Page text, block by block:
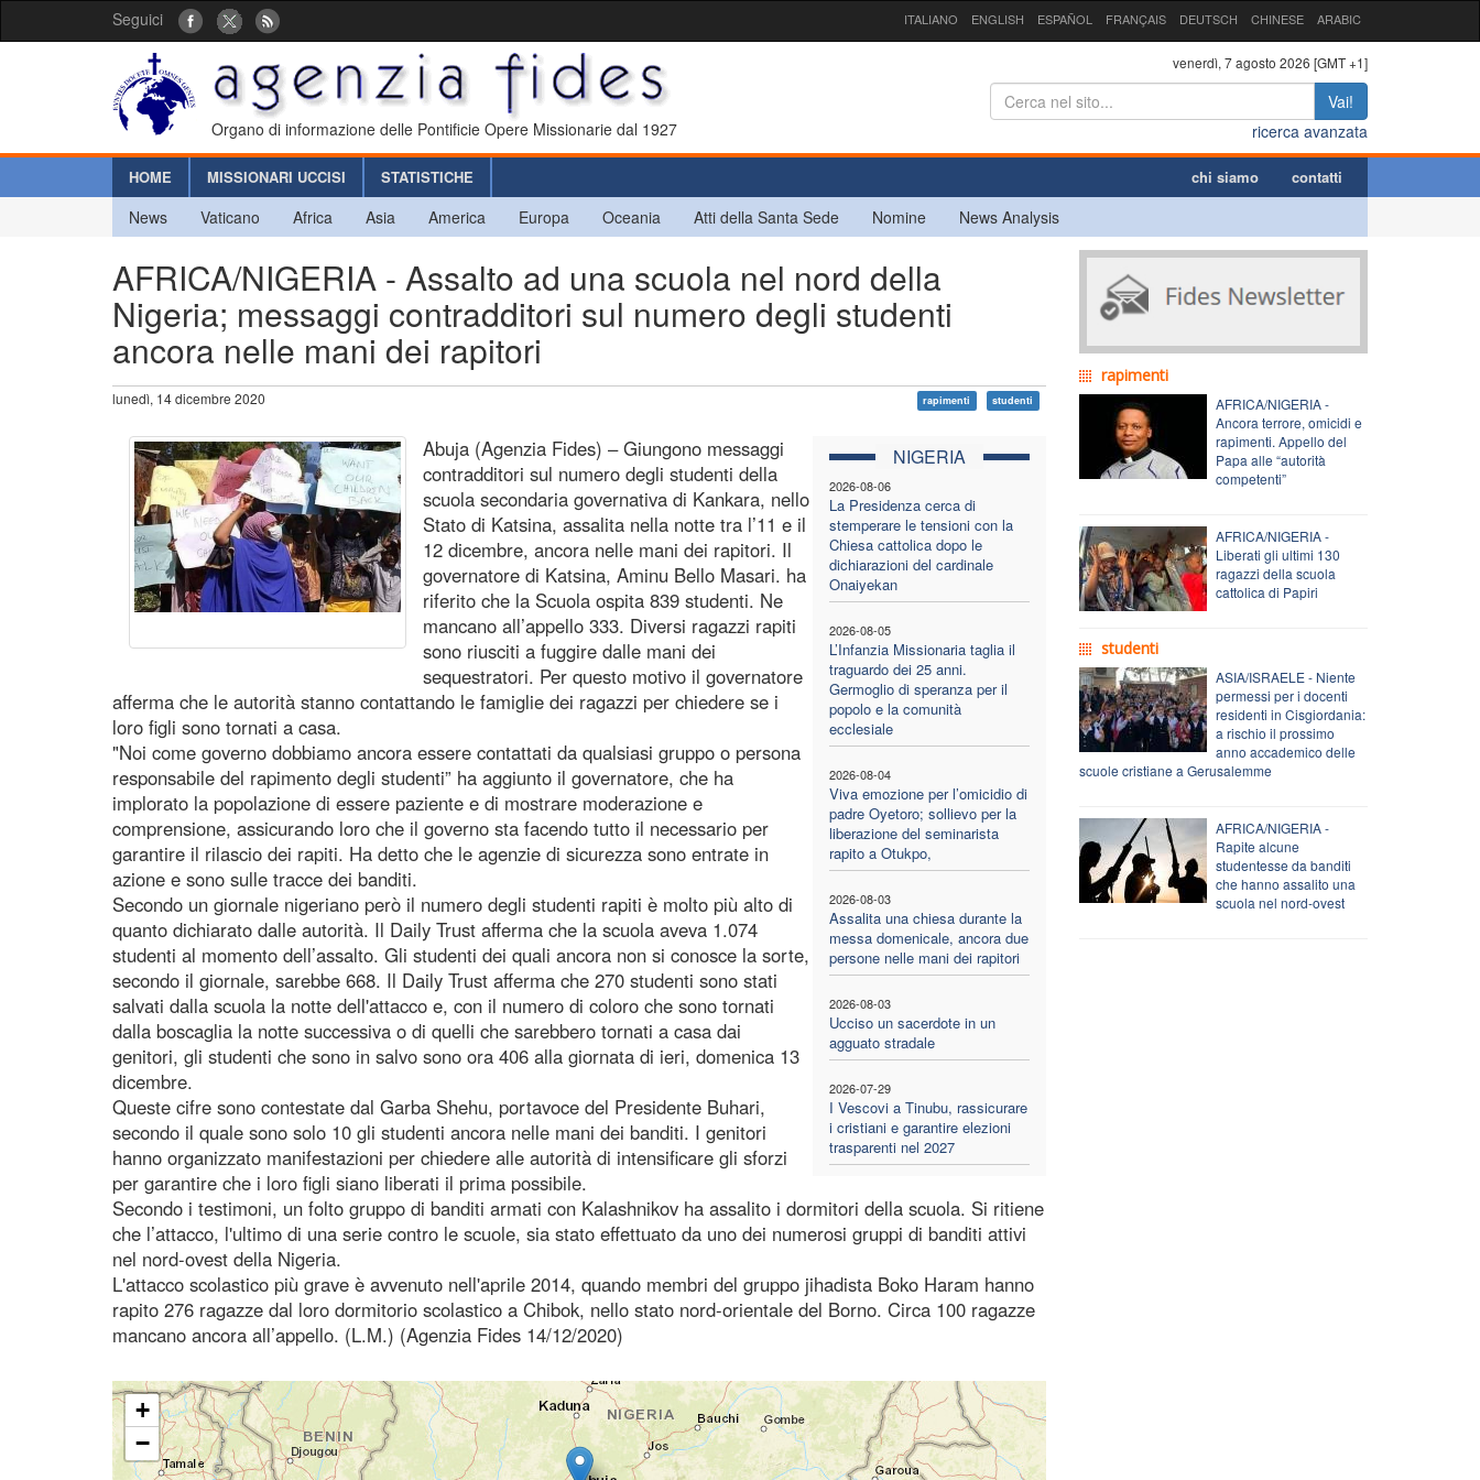
Seguici ITALIANO ENGLISH ESPAÑOL FRANÇAIS DEUTSCH CHINESE ARABIC
Organo di informazione delle Pontificie Opere Missionarie dal 1927
venerdì, 7 agosto 2026 [GMT +1]
Vai!
ricerca avanzata
HOME MISSIONARI UCCISI STATISTICHE chi siamo contatti
News Vaticano Africa Asia America Europa Oceania Atti della Santa Sede Nomine News Analysis
AFRICA/NIGERIA - Assalto ad una scuola nel nord della
Nigeria; messaggi contradditori sul numero degli studenti
ancora nelle mani dei rapitori
lunedì, 14 dicembre 2020 rapimenti studenti
NIGERIA
2026-08-06
La Presidenza cerca di
stemperare le tensioni con la
Chiesa cattolica dopo le
dichiarazioni del cardinale
Onaiyekan
2026-08-05
L’Infanzia Missionaria taglia il
traguardo dei 25 anni.
Germoglio di speranza per il
popolo e la comunità
ecclesiale
2026-08-04
Viva emozione per l’omicidio di
padre Oyetoro; sollievo per la
liberazione del seminarista
rapito a Otukpo,
2026-08-03
Assalita una chiesa durante la
messa domenicale, ancora due
persone nelle mani dei rapitori
2026-08-03
Ucciso un sacerdote in un
agguato stradale
2026-07-29
I Vescovi a Tinubu, rassicurare
i cristiani e garantire elezioni
trasparenti nel 2027
Abuja (Agenzia Fides) – Giungono messaggi
contradditori sul numero degli studenti della
scuola secondaria governativa di Kankara, nello
Stato di Katsina, assalita nella notte tra l’11 e il
12 dicembre, ancora nelle mani dei rapitori. Il
governatore di Katsina, Aminu Bello Masari. ha
riferito che la Scuola ospita 839 studenti. Ne
mancano all’appello 333. Diversi ragazzi rapiti
sono riusciti a fuggire dalle mani dei
sequestratori. Per questo motivo il governatore
afferma che le autorità stanno contattando le famiglie dei ragazzi per chiedere se i
loro figli sono tornati a casa.
"Noi come governo dobbiamo ancora essere contattati da qualsiasi gruppo o persona
responsabile del rapimento degli studenti” ha aggiunto il governatore, che ha
implorato la popolazione di essere paziente e di mostrare moderazione e
comprensione, assicurando loro che il governo sta facendo tutto il necessario per
garantire il rilascio dei rapiti. Ha detto che le agenzie di sicurezza sono entrate in
azione e sono sulle tracce dei banditi.
Secondo un giornale nigeriano però il numero degli studenti rapiti è molto più alto di
quanto dichiarato dalle autorità. Il Daily Trust afferma che la scuola aveva 1.074
studenti al momento dell’assalto. Gli studenti dei quali ancora non si conosce la sorte,
secondo il giornale, sarebbe 668. Il Daily Trust afferma che 270 studenti sono stati
salvati dalla scuola la notte dell'attacco e, con il numero di coloro che sono tornati
dalla boscaglia la notte successiva o di quelli che sarebbero tornati a casa dai
genitori, gli studenti che sono in salvo sono ora 406 alla giornata di ieri, domenica 13
dicembre.
Queste cifre sono contestate dal Garba Shehu, portavoce del Presidente Buhari,
secondo il quale sono solo 10 gli studenti ancora nelle mani dei banditi. I genitori
hanno organizzato manifestazioni per chiedere alle autorità di intensificare gli sforzi
per garantire che i loro figli siano liberati il prima possibile.
Secondo i testimoni, un folto gruppo di banditi armati con Kalashnikov ha assalito i dormitori della scuola. Si ritiene
che l’attacco, l'ultimo di una serie contro le scuole, sia stato effettuato da uno dei numerosi gruppi di banditi attivi
nel nord-ovest della Nigeria.
L'attacco scolastico più grave è avvenuto nell'aprile 2014, quando membri del gruppo jihadista Boko Haram hanno
rapito 276 ragazze dal loro dormitorio scolastico a Chibok, nello stato nord-orientale del Borno. Circa 100 ragazze
mancano ancora all’appello. (L.M.) (Agenzia Fides 14/12/2020)
+
−
rapimenti
AFRICA/NIGERIA -
Ancora terrore, omicidi e
rapimenti. Appello del
Papa alle “autorità
competenti”
AFRICA/NIGERIA -
Liberati gli ultimi 130
ragazzi della scuola
cattolica di Papiri
studenti
ASIA/ISRAELE - Niente
permessi per i docenti
residenti in Cisgiordania:
a rischio il prossimo
anno accademico delle
scuole cristiane a Gerusalemme
AFRICA/NIGERIA -
Rapite alcune
studentesse da banditi
che hanno assalito una
scuola nel nord-ovest